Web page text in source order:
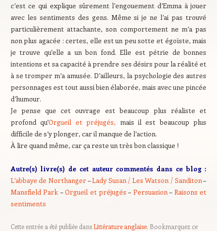
c’est ce qui explique sûrement l’engouement d’Emma à jouer
avec les sentiments des gens. Même si je ne l’ai pas trouvé
particulièrement attachante, son comportement ne m’a pas
non plus agacée : certes, elle est un peu sotte et égoïste, mais
je trouve qu’elle a un bon fond. Elle est pétrie de bonnes
intentions et sa capacité à prendre ses désirs pour la réalité et
à se tromper m’a amusée. D’ailleurs, la psychologie des autres
personnages est tout aussi bien élaborée, mais avec une pincée
d’humour.
Je pense que cet ouvrage est beaucoup plus réaliste et
profond qu’Orgueil et préjugés, mais il est beaucoup plus
difficile de s’y plonger, car il manque de l’action.
À lire quand même, car ça reste un très bon classique !
Autre(s) livre(s) de cet auteur commentés dans ce blog :
L’abbaye de Northanger–Lady Susan / Les Watson / Sanditon–
Mansfield Park –Orgueil et préjugés – Persuasion – Raisons et
sentiments
Cette entrée a été publiée dansLittérature anglaise. Bookmarquez ce